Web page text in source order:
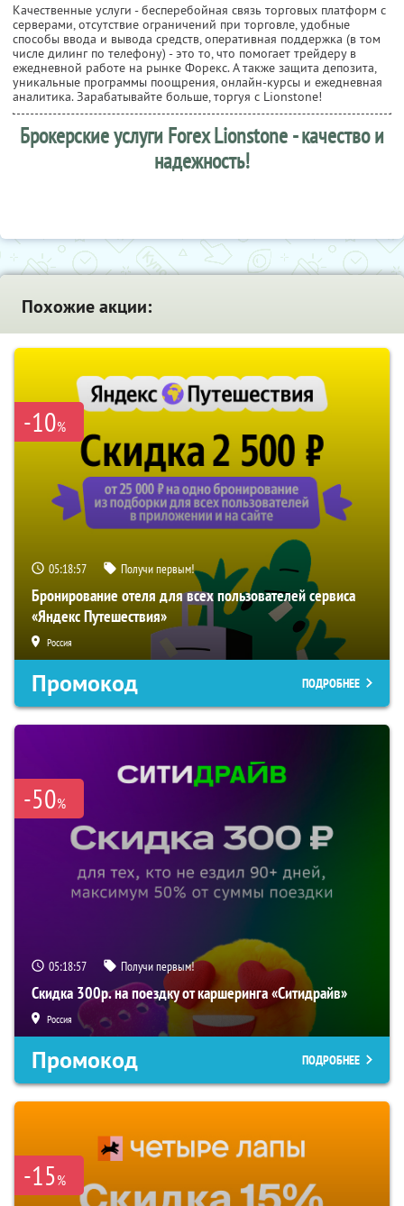
Качественные услуги - бесперебойная связь торговых платформ с
серверами, отсутствие ограничений при торговле, удобные
способы ввода и вывода средств, оперативная поддержка (в том
числе дилинг по телефону) - это то, что помогает трейдеру в
ежедневной работе на рынке Форекс. А также защита депозита,
уникальные программы поощрения, онлайн-курсы и ежедневная
аналитика. Зарабатывайте больше, торгуя с Lionstone!
Брокерские услуги Forex Lionstone - качество и
надежность!
Похожие акции:
-10%
05:18:56 Получи первым!
Бронирование отеля для всех пользователей сервиса
«Яндекс Путешествия»
Россия
Промокод ПОДРОБНЕЕ
-50%
05:18:56 Получи первым!
Скидка 300р. на поездку от каршеринга «Ситидрайв»
Россия
Промокод ПОДРОБНЕЕ
-15%